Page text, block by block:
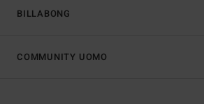
BILLABONG
COMMUNITY UOMO